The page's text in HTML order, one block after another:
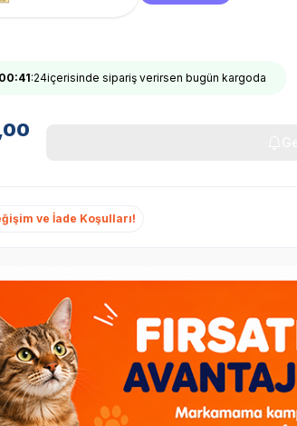
00:41:23içerisinde sipariş verirsen bugün kargoda
ve İade Koşulları!